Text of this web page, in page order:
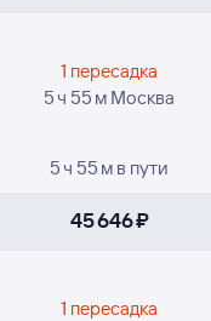
1 пересадка
5 ч 55 м Москва
5 ч 55 м в пути
45 ⁠646 ⁠₽
1 пересадка